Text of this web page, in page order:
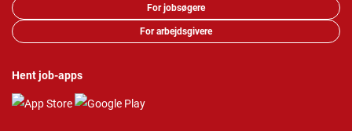
For jobsøgere
For arbejdsgivere
Hent job-apps